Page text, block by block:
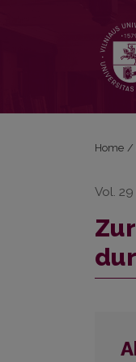
Home /
Vol. 29